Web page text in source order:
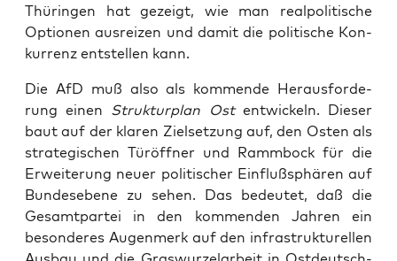
Thü­rin­gen hat gezeigt, wie man real­po­li­ti­sche
Optio­nen aus­rei­zen und damit die poli­ti­sche Kon­
kur­renz ent­stel­len kann.
Die AfD muß also als kom­men­de Her­aus­for­de­
rung einen Struk­tur­plan Ostent­wi­ckeln. Die­ser
baut auf der kla­ren Ziel­set­zung auf, den Osten als
stra­te­gi­schen Tür­öff­ner und Ramm­bock für die
Erwei­te­rung neu­er poli­ti­scher Ein­fluß­sphä­ren auf
Bun­des­ebe­ne zu sehen. Das bedeu­tet, daß die
Gesamt­par­tei in den kom­men­den Jah­ren ein
beson­de­res Augen­merk auf den infra­struk­tu­rel­len